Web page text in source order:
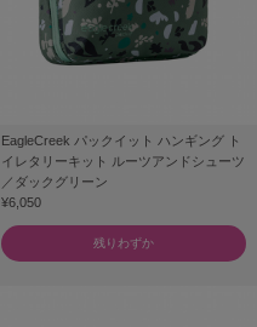
EagleCreek パックイット ハンギング ト
イレタリーキット ルーツアンドシューツ
／ダックグリーン
¥6,050
残りわずか